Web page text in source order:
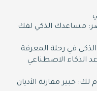
مساعدك الذكي لفك
الذكاء الاصطناعي
خبير مقارنة الأديان